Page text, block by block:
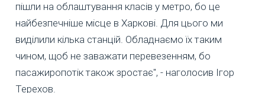
пішли на облаштування класів у метро, бо це
найбезпечніше місце в Харкові. Для цього ми
виділили кілька станцій. Обладнаємо їх таким
чином, щоб не заважати перевезенням, бо
пасажиропотік також зростає", - наголосив Ігор
Терехов.